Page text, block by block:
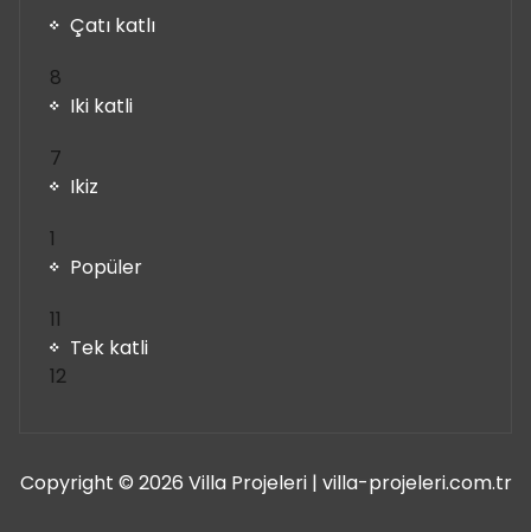
Çatı katlı
8
ürün
Iki katli
7
ürün
Ikiz
1
ürün
Popüler
11
ürün
Tek katli
1212
Copyright © 2026 Villa Projeleri | villa-projeleri.com.tr